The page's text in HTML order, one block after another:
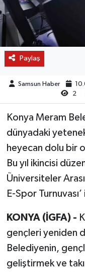
Paylaş
Samsun Haber
2
Konya Meram
dünyadaki
heyecan dolu bir
Bu yıl ikincisi
Üniversiteler
E-Spor
KONYA (İGFA) -
gençleri yeniden
Belediyenin,
geliştirmek ve